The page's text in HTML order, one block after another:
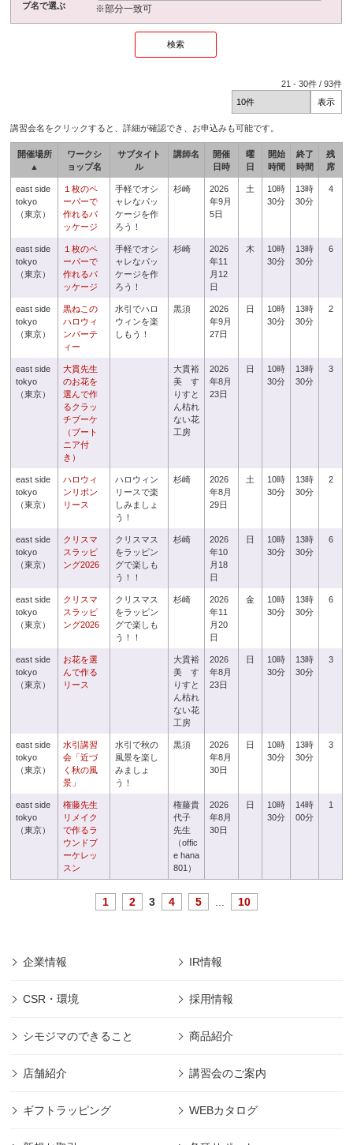
プ名で選ぶ
※部分一致可
21 -30件 /93件
講習会名をクリックすると、詳細が確認でき、お申込みも可能です。
開催場所
▲
ワークシ
ョップ名
サブタイト
ル
講師名
開催
日時
曜
日
開始
時間
終了
時間
残
席
east side
tokyo
（東京）
１枚のペ
ーパーで
作れるパ
ッケージ
手軽でオシ
ャレなパッ
ケージを作
ろう！
杉崎
2026
年9月
5日
土
10時
30分
13時
30分
4
east side
tokyo
（東京）
１枚のペ
ーパーで
作れるパ
ッケージ
手軽でオシ
ャレなパッ
ケージを作
ろう！
杉崎
2026
年11
月12
日
木
10時
30分
13時
30分
6
east side
tokyo
（東京）
黒ねこの
ハロウィ
ンパーテ
ィー
水引でハロ
ウィンを楽
しもう！
黒須
2026
年9月
27日
日
10時
30分
13時
30分
2
east side
tokyo
（東京）
大貫先生
のお花を
選んで作
るクラッ
チブーケ
（ブート
ニア付
き）
大貫裕
美 す
りすと
ん枯れ
ない花
工房
2026
年8月
23日
日
10時
30分
13時
30分
3
east side
tokyo
（東京）
ハロウィ
ンリボン
リース
ハロウィン
リースで楽
しみましょ
う！
杉崎
2026
年8月
29日
土
10時
30分
13時
30分
2
east side
tokyo
（東京）
クリスマ
スラッピ
ング2026
クリスマス
をラッピン
グで楽しも
う！！
杉崎
2026
年10
月18
日
日
10時
30分
13時
30分
6
east side
tokyo
（東京）
クリスマ
スラッピ
ング2026
クリスマス
をラッピン
グで楽しも
う！！
杉崎
2026
年11
月20
日
金
10時
30分
13時
30分
6
east side
tokyo
（東京）
お花を選
んで作る
リース
大貫裕
美 す
りすと
ん枯れ
ない花
工房
2026
年8月
23日
日
10時
30分
13時
30分
3
east side
tokyo
（東京）
水引講習
会「近づ
く秋の風
景」
水引で秋の
風景を楽し
みましょ
う！
黒須
2026
年8月
30日
日
10時
30分
13時
30分
3
east side
tokyo
（東京）
権藤先生
リメイク
で作るラ
ウンドブ
ーケレッ
スン
権藤貴
代子
先生
（offic
e hana
801）
2026
年8月
30日
日
10時
30分
14時
00分
1
1 2 3 4 5 10
企業情報 IR情報
CSR・環境 採用情報
シモジマのできること 商品紹介
店舗紹介 講習会のご案内
ギフトラッピング WEBカタログ